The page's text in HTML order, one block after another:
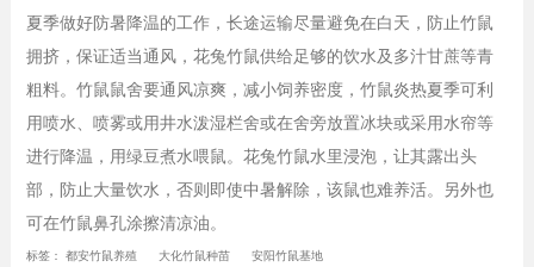
夏季做好防暑降温的工作，长途运输尽量避免在白天，防止竹鼠
拥挤，保证适当通风，花兔竹鼠供给足够的饮水及多汁甘蔗等青
粗料。竹鼠鼠舍要通风凉爽，减小饲养密度，竹鼠炎热夏季可利
用喷水、喷雾或用井水泼湿栏舍或在舍旁放置冰块或采用水帘等
进行降温，用绿豆煮水喂鼠。花兔竹鼠水里浸泡，让其露出头
部，防止大量饮水，否则即使中暑解除，该鼠也难养活。另外也
可在竹鼠鼻孔涂擦清凉油。
标签： 都安竹鼠养殖 大化竹鼠种苗 安阳竹鼠基地